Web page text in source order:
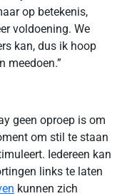
op betekenis,
voldoening. We
kan, dus ik hoop
meedoen.”
geen oproep is om
om stil te staan
Iedereen kan
links te laten
kunnen zich